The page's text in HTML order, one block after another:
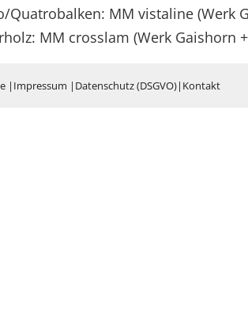
Quatrobalken: MM vistaline (Werk
MM crosslam (Werk Gaishorn
| Impressum | Datenschutz (DSGVO)| Kontakt